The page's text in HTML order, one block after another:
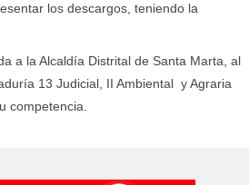
los descargos, teniendo la
a la Alcaldía Distrital de Santa Marta, al
13 Judicial, II Ambiental y Agraria
competencia.